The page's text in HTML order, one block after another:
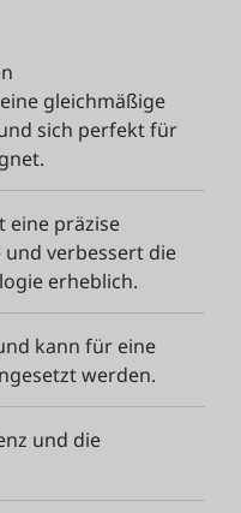
gleichmäßige
sich perfekt für
eine präzise
verbessert die
erheblich.
kann für eine
werden.
und die